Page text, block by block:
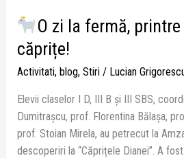
O zi la fermă,
căprițe!
Activitati, blog, Stiri/ Lucian
Elevii claselor I D, III B și III SBS,
Dumitrașcu, prof. Florentina Bălașa,
prof. Stoian Mirela, au petrecut la
descoperiri la “Căprițele Dianei”. A